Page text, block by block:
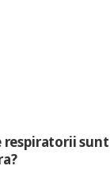
respiratorii